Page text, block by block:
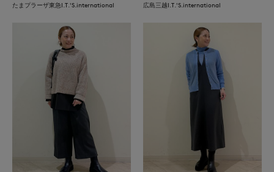
たまプラーザ東急I.T.'S.international 広島三越I.T.'S.international